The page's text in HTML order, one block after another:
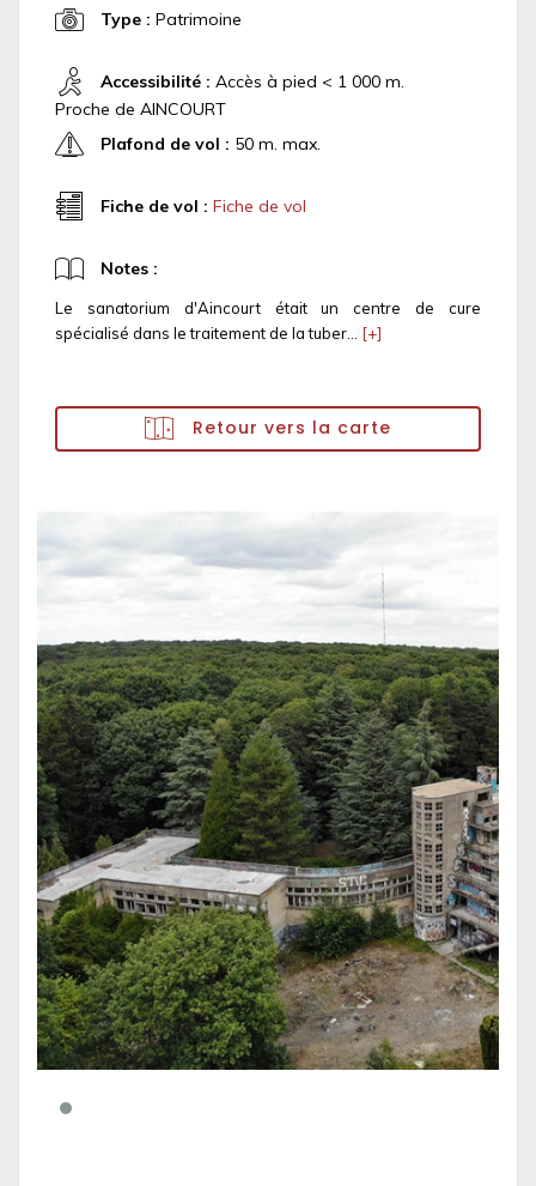
Type : Patrimoine
Accessibilité : Accès à pied < 1 000 m.
Proche de AINCOURT
Plafond de vol : 50 m. max.
Fiche de vol : Fiche de vol
Notes :
Le sanatorium d'Aincourt était un centre de cure
spécialisé dans le traitement de la tuber... [+]
Retour vers la carte